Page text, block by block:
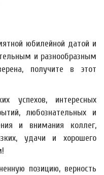
юбилейной датой и
и разнообразным
получите в этот
успехов, интересных
любознательных и
и внимания коллег,
удачи и хорошего
позицию, верность